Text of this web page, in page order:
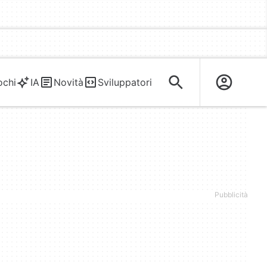
IA Novità Sviluppatori